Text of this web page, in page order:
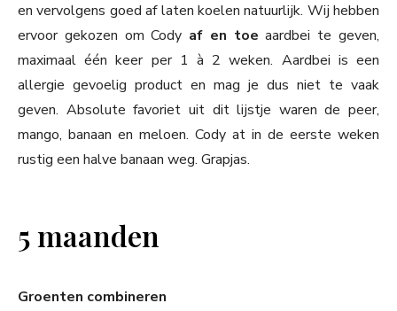
en vervolgens goed af laten koelen natuurlijk. Wij hebben
ervoor gekozen om Cody af en toe aardbei te geven,
maximaal één keer per 1 à 2 weken. Aardbei is een
allergie gevoelig product en mag je dus niet te vaak
geven. Absolute favoriet uit dit lijstje waren de peer,
mango, banaan en meloen. Cody at in de eerste weken
rustig een halve banaan weg. Grapjas.
5 maanden
Groenten combineren